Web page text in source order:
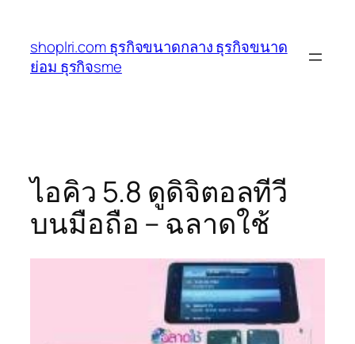
เนื้อหา
shoplri.com ธุรกิจขนาดกลาง ธุรกิจขนาด
ย่อม ธุรกิจsme
ไอคิว 5.8 ดูดิจิตอลทีวี
บนมือถือ – ฉลาดใช้